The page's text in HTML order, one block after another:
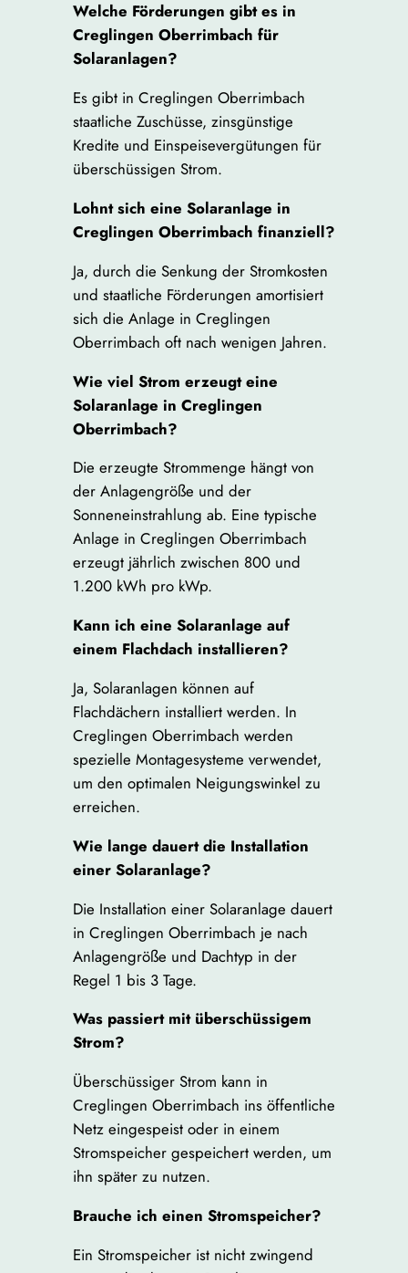
Welche Förderungen gibt es in
Creglingen Oberrimbach für
Solaranlagen?
Es gibt in Creglingen Oberrimbach
staatliche Zuschüsse, zinsgünstige
Kredite und Einspeisevergütungen für
überschüssigen Strom.
Lohnt sich eine Solaranlage in
Creglingen Oberrimbach finanziell?
Ja, durch die Senkung der Stromkosten
und staatliche Förderungen amortisiert
sich die Anlage in Creglingen
Oberrimbach oft nach wenigen Jahren.
Wie viel Strom erzeugt eine
Solaranlage in Creglingen
Oberrimbach?
Die erzeugte Strommenge hängt von
der Anlagengröße und der
Sonneneinstrahlung ab. Eine typische
Anlage in Creglingen Oberrimbach
erzeugt jährlich zwischen 800 und
1.200 kWh pro kWp.
Kann ich eine Solaranlage auf
einem Flachdach installieren?
Ja, Solaranlagen können auf
Flachdächern installiert werden. In
Creglingen Oberrimbach werden
spezielle Montagesysteme verwendet,
um den optimalen Neigungswinkel zu
erreichen.
Wie lange dauert die Installation
einer Solaranlage?
Die Installation einer Solaranlage dauert
in Creglingen Oberrimbach je nach
Anlagengröße und Dachtyp in der
Regel 1 bis 3 Tage.
Was passiert mit überschüssigem
Strom?
Überschüssiger Strom kann in
Creglingen Oberrimbach ins öffentliche
Netz eingespeist oder in einem
Stromspeicher gespeichert werden, um
ihn später zu nutzen.
Brauche ich einen Stromspeicher?
Ein Stromspeicher ist nicht zwingend